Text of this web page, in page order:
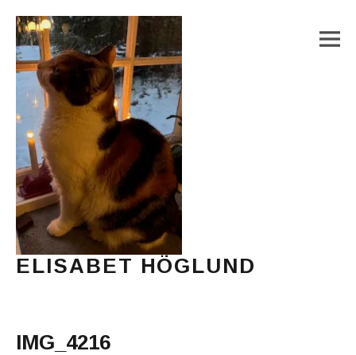
ELISABET HÖGLUND
IMG_4216